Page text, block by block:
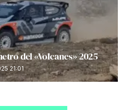
del «Volcanes» 2025
21:01